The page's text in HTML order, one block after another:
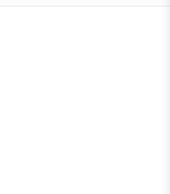
Kommunes mindre